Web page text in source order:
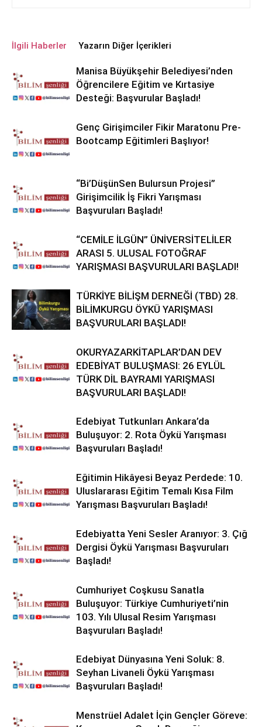
İlgili Haberler Yazarın Diğer İçerikleri
Manisa Büyükşehir Belediyesi’nden
Öğrencilere Eğitim ve Kırtasiye
Desteği: Başvurular Başladı!
Genç Girişimciler Fikir Maratonu Pre-
Bootcamp Eğitimleri Başlıyor!
“Bi’DüşünSen Bulursun Projesi”
Girişimcilik İş Fikri Yarışması
Başvuruları Başladı!
“CEMİLE İLGÜN” ÜNİVERSİTELİLER
ARASI 5. ULUSAL FOTOĞRAF
YARIŞMASI BAŞVURULARI BAŞLADI!
TÜRKİYE BİLİŞM DERNEĞİ (TBD) 28.
BİLİMKURGU ÖYKÜ YARIŞMASI
BAŞVURULARI BAŞLADI!
OKURYAZARKİTAPLAR’DAN DEV
EDEBİYAT BULUŞMASI: 26 EYLÜL
TÜRK DİL BAYRAMI YARIŞMASI
BAŞVURULARI BAŞLADI!
Edebiyat Tutkunları Ankara’da
Buluşuyor: 2. Rota Öykü Yarışması
Başvuruları Başladı!
Eğitimin Hikâyesi Beyaz Perdede: 10.
Uluslararası Eğitim Temalı Kısa Film
Yarışması Başvuruları Başladı!
Edebiyatta Yeni Sesler Aranıyor: 3. Çığ
Dergisi Öykü Yarışması Başvuruları
Başladı!
Cumhuriyet Coşkusu Sanatla
Buluşuyor: Türkiye Cumhuriyeti’nin
103. Yılı Ulusal Resim Yarışması
Başvuruları Başladı!
Edebiyat Dünyasına Yeni Soluk: 8.
Seyhan Livaneli Öykü Yarışması
Başvuruları Başladı!
Menstrüel Adalet İçin Gençler Göreve: